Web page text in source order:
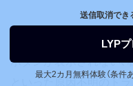
エラーメッセージこそ
ボタンが表示されない、
といった原因不明のト
送信取消でき
LYP
最大2カ月無料体験（条件